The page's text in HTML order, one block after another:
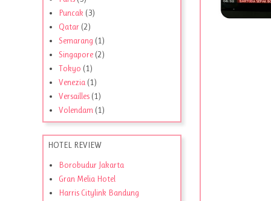
Puncak (3)
Qatar (2)
Semarang (1)
Singapore (2)
Tokyo (1)
Venezia (1)
Versailles (1)
Volendam (1)
HOTEL REVIEW
Borobudur Jakarta
Gran Melia Hotel
Harris Citylink Bandung